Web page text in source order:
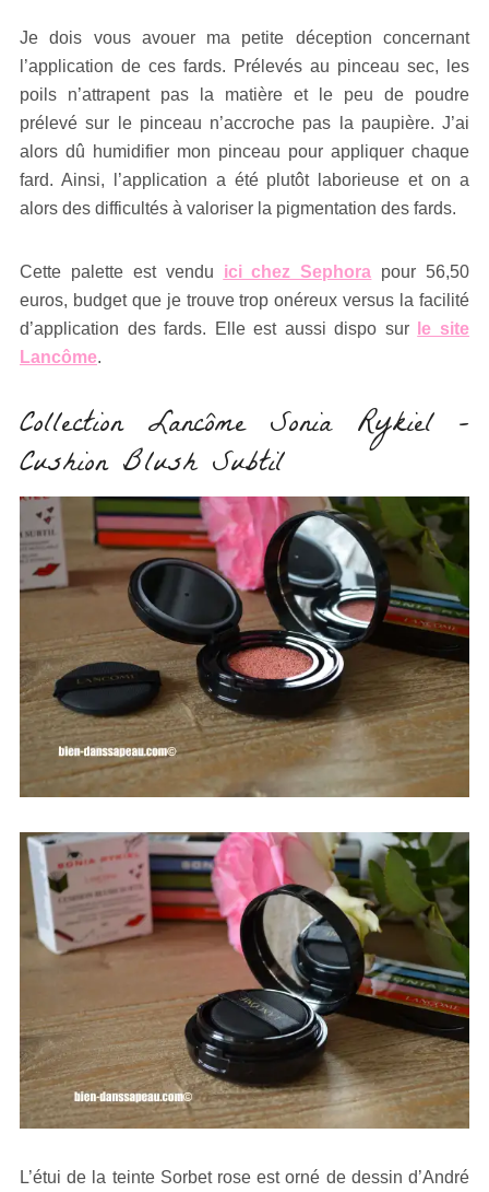
Je dois vous avouer ma petite déception concernant
l’application de ces fards. Prélevés au pinceau sec, les
poils n’attrapent pas la matière et le peu de poudre
prélevé sur le pinceau n’accroche pas la paupière. J’ai
alors dû humidifier mon pinceau pour appliquer chaque
fard. Ainsi, l’application a été plutôt laborieuse et on a
alors des difficultés à valoriser la pigmentation des fards.
Cette palette est vendu ici chez Sephora pour 56,50
euros, budget que je trouve trop onéreux versus la facilité
d’application des fards. Elle est aussi dispo sur
le site
Lancôme.
Collection Lancôme Sonia Rykiel –
Cushion Blush Subtil
L’étui de la teinte Sorbet rose est orné de dessin d’André